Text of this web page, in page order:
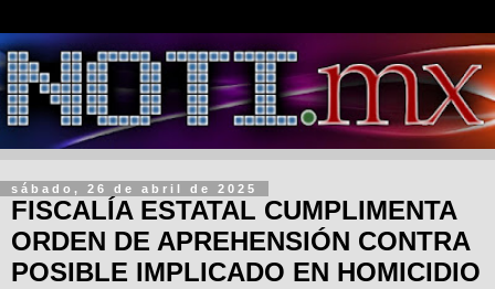
sábado, 26 de abril de 2025
FISCALÍA ESTATAL CUMPLIMENTA
ORDEN DE APREHENSIÓN CONTRA
POSIBLE IMPLICADO EN HOMICIDIO